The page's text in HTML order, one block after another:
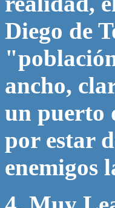
Diego de
ancho,
un puerto
por estar
enemigos